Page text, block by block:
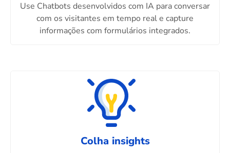
Use Chatbots desenvolvidos com IA para conversar
com os visitantes em tempo real e capture
informações com formulários integrados.
Colha insights